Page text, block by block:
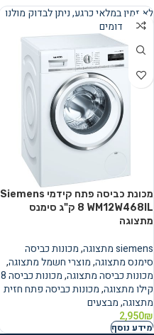
נמכר
לא זמין במלאי כרגע, ניתן לבדוק מולנו
מוצרים דומים
מכונת כביסה ‏פתח קידמי Siemens
WM12W468IL ‏8 ‏ק"ג סימנס
מתצוגה
siemens מתצוגה ,מכונות כביסה
סימנס מתצוגה,מוצרי חשמל מתצוגה,
מכונות כביסה מתצוגה,
מכונות כביסה 8
קילו מתצוגה,מכונות כביסה פתח חזית
מתצוגה,מבצעים
2,950₪
מידע נוסף